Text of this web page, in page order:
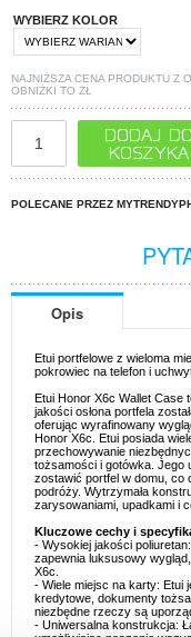
WYBIERZ KOLOR
NAJNIŻSZA CENA PRODUKTU Z
OBNIŻKI TO ZŁ
POLECANE PRZEZ
Opis
Etui portfelowe z wieloma
pokrowiec na telefon i
Etui Honor X6c Wallet Case
jakości osłona portfela
oferując wyrafinowany
Honor X6c. Etui posiada
przechowywanie
tożsamości i gotówka. Jego
zostawić portfel w domu, co
podróży. Wytrzymała
zarysowaniami, upadkami i
Kluczowe cechy i
- Wysokiej jakości
zapewnia luksusowy
X6c.
- Wiele miejsc na karty: Etui
kredytowe, dokumenty
niezbędne rzeczy są
- Uniwersalna konstrukcja: